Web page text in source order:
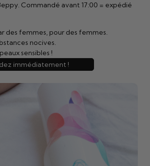
Commandé avant 17:00 = expédié
des femmes, pour des femmes.
nocives.
sensibles !
immédiatement !